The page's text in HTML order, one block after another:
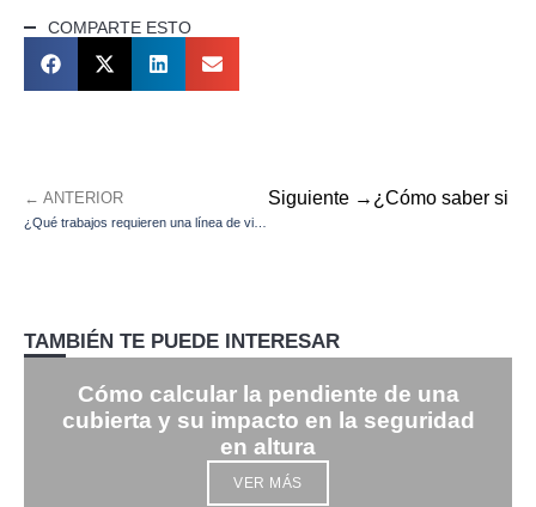
COMPARTE ESTO
← ANTERIOR Siguiente → ¿Cómo saber si
TAMBIÉN TE PUEDE INTERESAR
Cómo calcular la pendiente de una
cubierta y su impacto en la seguridad
en altura
VER MÁS